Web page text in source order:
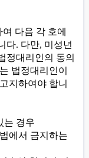
다음 각 호에
다. 다만, 미성년
정대리인의 동의
법정대리인이
지하여야 합니
는 경우
에서 금지하는